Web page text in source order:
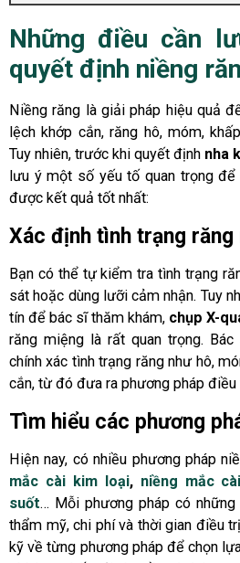
Những điều cần
quyết định niềng
Niềng răng là giải pháp hiệu quả
lệch khớp cắn, răng hô, móm,
Tuy nhiên, trước khi quyết định nha
lưu ý một số yếu tố quan trọng
được kết quả tốt nhất:
Xác định tình trạng răng
Bạn có thể tự kiểm tra tình trạng
sát hoặc dùng lưỡi cảm nhận. Tuy
tín để bác sĩ thăm khám, chụp X-
răng miệng là rất quan trọng.
chính xác tình trạng răng như hô,
cắn, từ đó đưa ra phương pháp điều
Tìm hiểu các phương
Hiện nay, có nhiều phương pháp
mắc cài kim loại, niềng mắc
suốt… Mỗi phương pháp có
thẩm mỹ, chi phí và thời gian điều
kỹ về từng phương pháp để chọn